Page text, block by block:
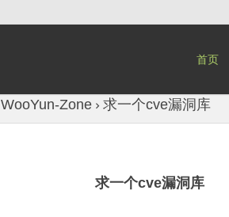
首页
WooYun-Zone 求一个cve漏洞库
求一个cve漏洞库